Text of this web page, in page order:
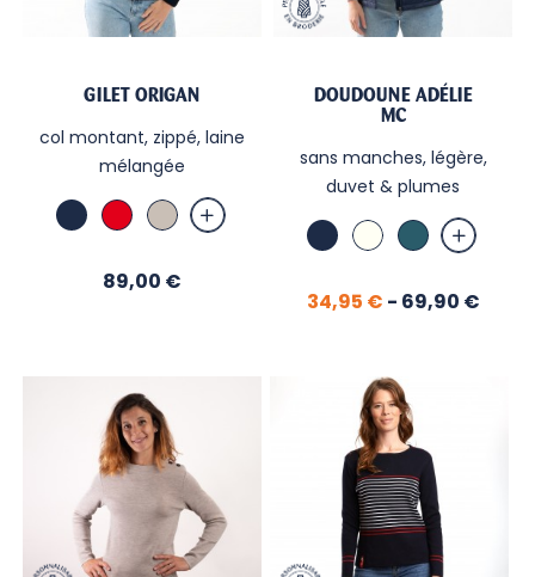
GILET ORIGAN
col montant, zippé, laine
mélangée
MarineRougeBeige
Prix
89,00 €
DOUDOUNE ADÉLIE
MC
sans manches, légère,
duvet & plumes
MarineIvoireLibellule
Prix
34,95 € - 69,90 €